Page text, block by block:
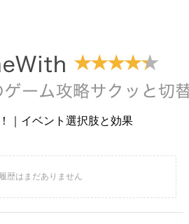
｜イベント選択肢と効果